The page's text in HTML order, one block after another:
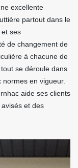
excellente
partout dans le
ses
de changement de
à chacune de
se déroule dans
en vigueur.
aide ses clients
et des